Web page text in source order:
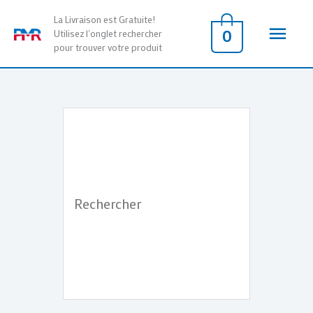
La Livraison est Gratuite!
Utilisez l'onglet rechercher
pour trouver votre produit
0